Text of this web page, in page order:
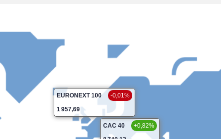
CAC 40
+0,82%
EURONEXT 100
-0,01%
1 957,69